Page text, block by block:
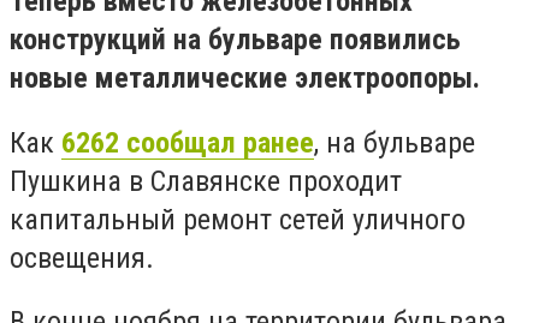
конструкций на бульваре появились
новые металлические электроопоры.
Как 6262 сообщал ранее, на бульваре
Пушкина в Славянске проходит
капитальный ремонт сетей уличного
освещения.